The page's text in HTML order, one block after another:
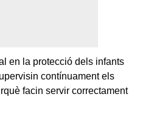
en la protecció dels infants
contínuament els
facin servir correctament